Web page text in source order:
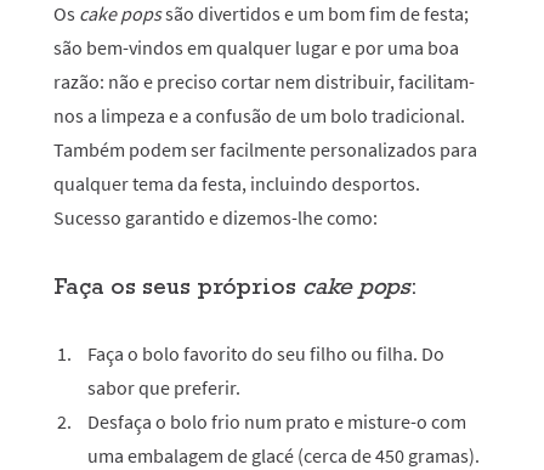
Os cake popssão divertidos e um bom fim de festa;
são bem-vindos em qualquer lugar e por uma boa
razão: não e preciso cortar nem distribuir, facilitam-
nos a limpeza e a confusão de um bolo tradicional.
Também podem ser facilmente personalizados para
qualquer tema da festa, incluindo desportos.
Sucesso garantido e dizemos-lhe como:
Faça os seus próprios cake pops:
Faça o bolo favorito do seu filho ou filha. Do
sabor que preferir.
Desfaça o bolo frio num prato e misture-o com
uma embalagem de glacé (cerca de 450 gramas).